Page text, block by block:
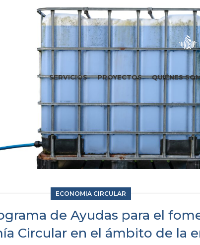
SERVICIOS PROYECTOS QUIÉNES
ECONOMIA CIRCULAR
de Ayudas para el
Circular en el ámbito de la